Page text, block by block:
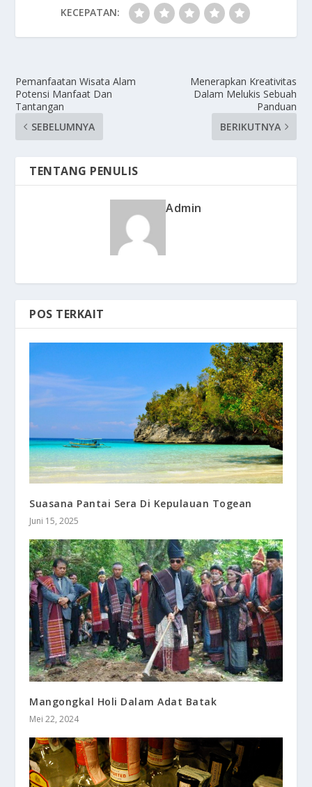
KECEPATAN:
Pemanfaatan Wisata Alam
Potensi Manfaat Dan
Tantangan
SEBELUMNYA
Menerapkan Kreativitas
Dalam Melukis Sebuah
Panduan
BERIKUTNYA
TENTANG PENULIS
Admin
POS TERKAIT
Suasana Pantai Sera Di Kepulauan Togean
Juni 15, 2025
Mangongkal Holi Dalam Adat Batak
Mei 22, 2024